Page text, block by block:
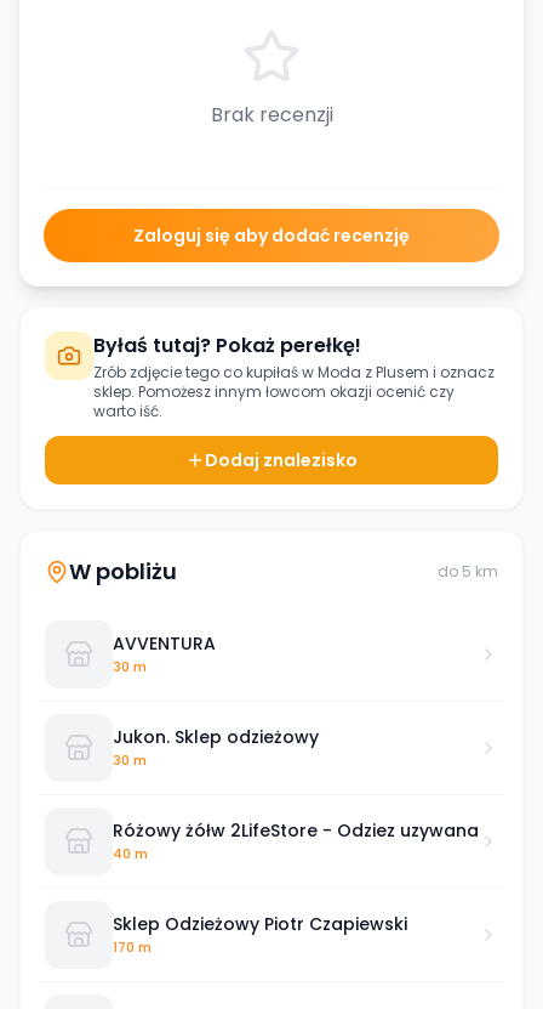
Brak recenzji
Zaloguj się aby dodać recenzję
Byłaś tutaj? Pokaż perełkę!
Zrób zdjęcie tego co kupiłaś wModa z Plusem i oznacz
sklep. Pomożesz innym łowcom okazji ocenić czy
warto iść.
Dodaj znalezisko
W pobliżu do 5 km
AVVENTURA
30 m
Jukon. Sklep odzieżowy
30 m
Różowy żółw 2LifeStore - Odziez uzywana
40 m
Sklep Odzieżowy Piotr Czapiewski
170 m